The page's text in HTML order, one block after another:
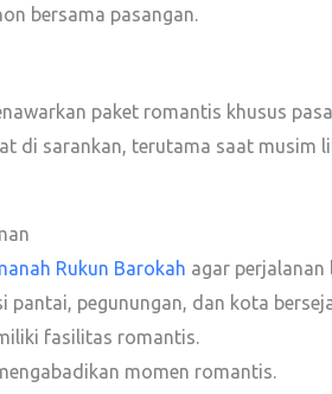
bersama pasangan.
paket romantis khusus
di sarankan, terutama saat
Rukun Barokah agar perjalanan
pantai, pegunungan, dan kota
fasilitas romantis.
momen romantis.